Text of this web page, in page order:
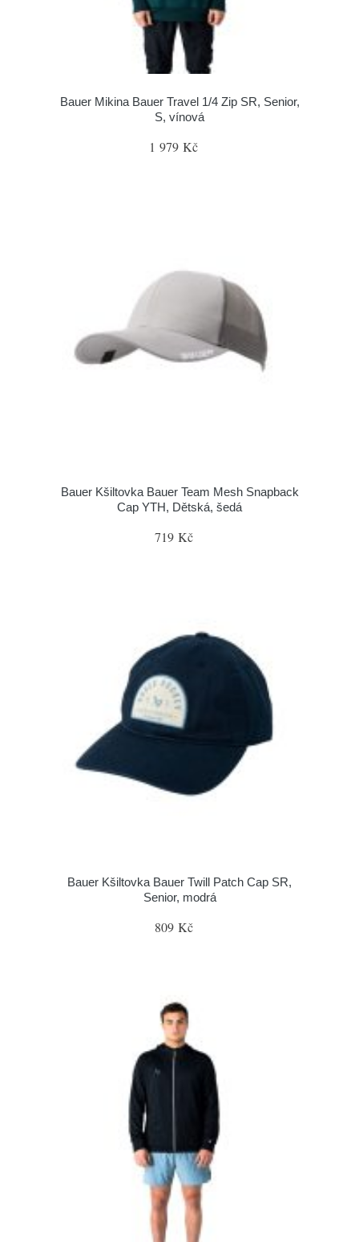
Bauer Mikina Bauer Travel 1/4 Zip SR, Senior,
S, vínová
1 979 Kč
Bauer Kšiltovka Bauer Team Mesh Snapback
Cap YTH, Dětská, šedá
719 Kč
Bauer Kšiltovka Bauer Twill Patch Cap SR,
Senior, modrá
809 Kč